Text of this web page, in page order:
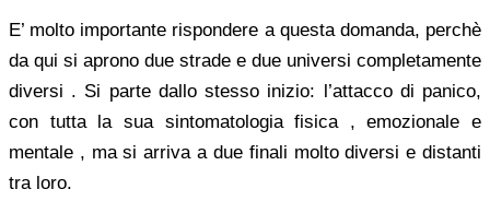
E’ molto importante rispondere a questa domanda, perchè
da qui si aprono due strade e due universi completamente
diversi . Si parte dallo stesso inizio: l’attacco di panico,
con tutta la sua sintomatologia fisica , emozionale e
mentale , ma si arriva a due finali molto diversi e distanti
tra loro.